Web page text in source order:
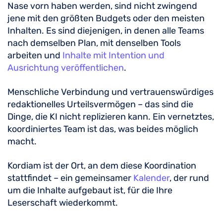
Nase vorn haben werden, sind nicht zwingend
jene mit den größten Budgets oder den meisten
Inhalten. Es sind diejenigen, in denen alle Teams
nach demselben Plan, mit denselben Tools
arbeiten und Inhalte mit Intention und
Ausrichtung veröffentlichen.
Menschliche Verbindung und vertrauenswürdiges
redaktionelles Urteilsvermögen – das sind die
Dinge, die KI nicht replizieren kann. Ein vernetztes,
koordiniertes Team ist das, was beides möglich
macht.
Kordiam ist der Ort, an dem diese Koordination
stattfindet – ein gemeinsamer Kalender, der rund
um die Inhalte aufgebaut ist, für die Ihre
Leserschaft wiederkommt.